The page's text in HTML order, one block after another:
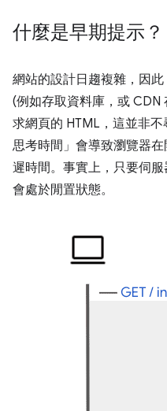
什麼是早期提示？
網站的設計日趨複雜，因
(例如存取資料庫，或 CDN
求網頁的 HTML，這並非
思考時間」會導致瀏覽器
遲時間。事實上，只要伺
會處於閒置狀態。